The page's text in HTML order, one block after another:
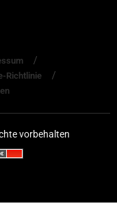
Richtlinie
vorbehalten